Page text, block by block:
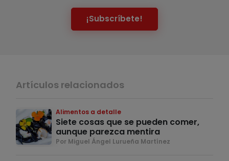
¡Subscríbete!
Artículos relacionados
Alimentos a detalle
Siete cosas que se pueden comer,
aunque parezca mentira
Por Miguel Ángel Lurueña Martínez